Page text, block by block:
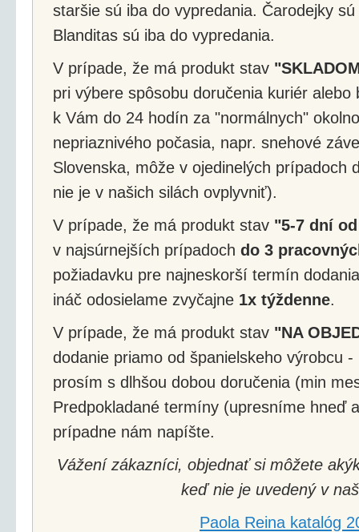
staršie sú iba do vypredania. Čarodejky
Blanditas sú iba do vypredania.
V prípade, že má produkt stav
pri výbere spôsobu doručenia kuriér
k Vám do 24 hodín za "normálnych"
nepriaznivého počasia, napr. snehové
Slovenska, môže v ojedinelých prípadoch
nie je v našich silách ovplyvniť).
V prípade, že má produkt stav "5-7 dní
v najsúrnejších prípadoch do 3
požiadavku pre najneskorší termín
ináč odosielame zvyčajne 1x týždenne.
V prípade, že má produkt stav "NA
dodanie priamo od španielskeho výrobcu
prosím s dlhšou dobou doručenia (min
Predpokladané termíny (upresníme hneď
prípadne nám napíšte.
Vážení zákazníci, objednať si môžete
keď nie je uvedený v
Paola Reina katalóg